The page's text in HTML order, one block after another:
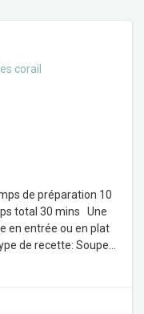
de préparation 10
total 30 mins Une
en entrée ou en plat
de recette: Soupe